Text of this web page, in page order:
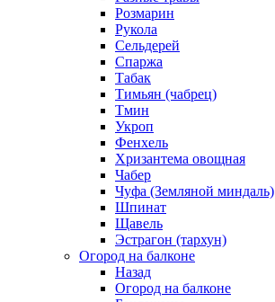
Розмарин
Рукола
Сельдерей
Спаржа
Табак
Тимьян (чабрец)
Тмин
Укроп
Фенхель
Хризантема овощная
Чабер
Чуфа (Земляной миндаль)
Шпинат
Щавель
Эстрагон (тархун)
Огород на балконе
Назад
Огород на балконе